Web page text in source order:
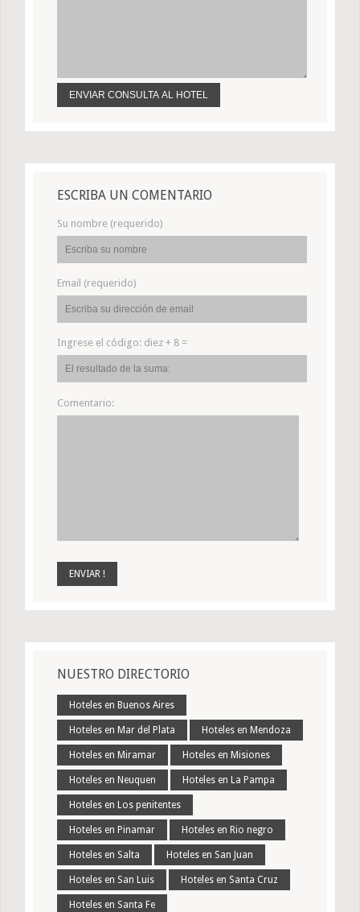
ESCRIBA UN COMENTARIO
Su nombre (requerido)
Email (requerido)
Ingrese el código: diez + 8 =
Comentario:
NUESTRO DIRECTORIO
Hoteles en Buenos Aires
Hoteles en Mar del Plata Hoteles en Mendoza
Hoteles en Miramar Hoteles en Misiones
Hoteles en Neuquen Hoteles en La Pampa
Hoteles en Los penitentes
Hoteles en Pinamar Hoteles en Rio negro
Hoteles en Salta Hoteles en San Juan
Hoteles en San Luis Hoteles en Santa Cruz
Hoteles en Santa Fe